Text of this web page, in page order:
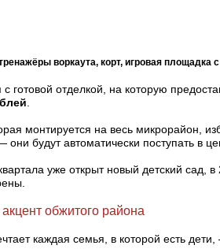
воркаута, корт, игровая
готовой отделкой, на которую
монтируется на весь микрорайон,
будут автоматически поступать в
уже открыт новый детский сад,
обжитого района
каждая семья, в которой есть